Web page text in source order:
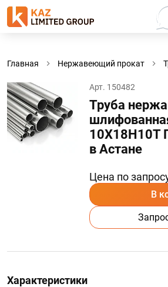
Главная Нержавеющий прокат
Арт. 150482
Труба
10Х18Н10Т
в Астанe
Цена по
В
Характеристики